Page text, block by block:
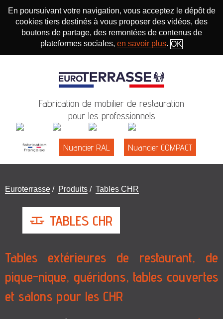
En poursuivant votre navigation, vous acceptez le dépôt de
cookies tiers destinés à vous proposer des vidéos, des
boutons de partage, des remontées de contenus de
plateformes sociales, en savoir plus. OK
Fabrication de mobilier de restauration
pour les professionnels
Nuancier RAL Nuancier COMPACT
Vous
Euroterrasse / Produits / Tables CHR
TABLES CHR
Tables extérieures de restaurant, de
pique-nique, guéridons, tables couvertes
et salons pour les CHR